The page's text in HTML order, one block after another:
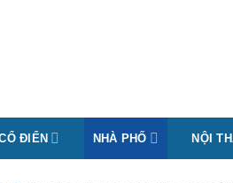
ĐIỂN NHÀ PHỐ NỘI